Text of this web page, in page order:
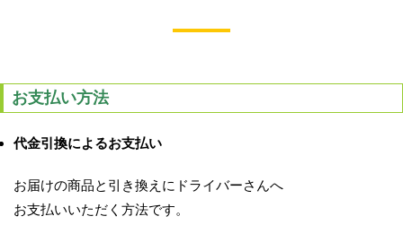
お支払い方法
代金引換によるお支払い
お届けの商品と引き換えにドライバーさんへ
お支払いいただく方法です。